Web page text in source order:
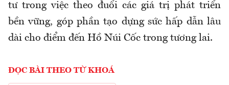
tư trong việc theo đuổi các giá trị phát triển
bền vững, góp phần tạo dựng sức hấp dẫn lâu
dài cho điểm đến Hồ Núi Cốc trong tương lai.
ĐỌC BÀI THEO TỪ KHOÁ